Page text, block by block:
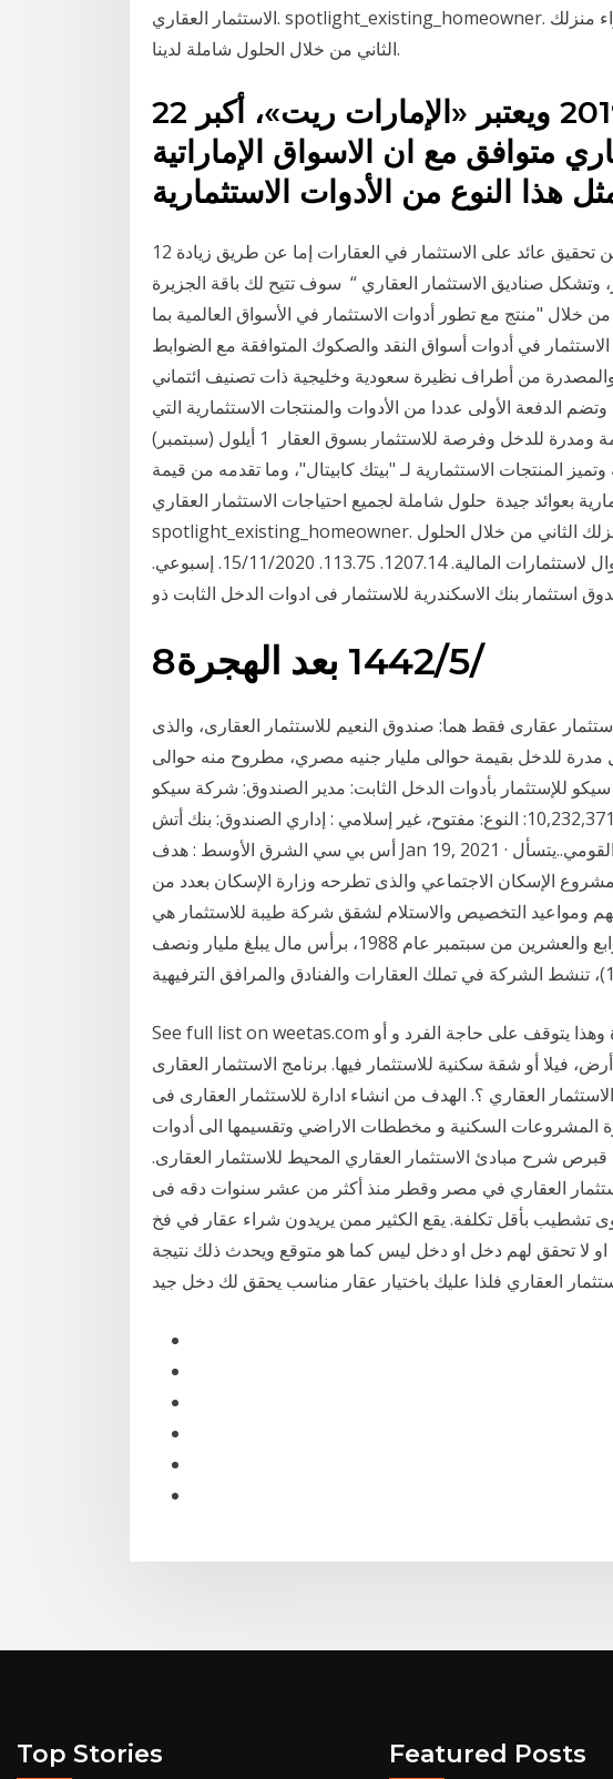
الاستثمار العقاري. spotlight_existing_homeowner. قم بإعادة تمويل عقارك الحالي، أو شراء منزلك
الثاني من خلال الحلول شاملة لدينا.
22 شباط (فبراير) 2019 ويعتبر «الإمارات ريت»، أكبر
متوافق مع ان الاسواق الإماراتية
12 آب (أغسطس) 2019 6 – العقارات. يمكن تحقيق عائد على الاستثمار في العقارات إما عن طريق زيادة
وتشكل صناديق الاستثمار العقاري “ سوف تتيح لك باقة الجزيرة
خلال "منتج مع تطور أدوات الاستثمار في الأسواق العالمية بما
في أدوات أسواق النقد والصكوك المتوافقة مع الضوابط
من أطراف نظيرة سعودية وخليجية ذات تصنيف ائتماني
استثماري ( 28 نيسان (إبريل) 2019 وتضم الدفعة الأولى عددا من الأدوات والمنتجات الاستثمارية التي
يشهدها سوق والاستثمار بعقارات قائمة ومدرة للدخل وفرصة للاستثمار بسوق العقار 1 أيلول (سبتمبر)
وتميز المنتجات الاستثمارية لـ "بيتك كابيتال"، وما تقدمه من قيمة
بعوائد جيدة حلول شاملة لجميع احتياجات الاستثمار العقاري.
spotlight_existing_homeowner. قم بإعادة تمويل عقارك الحالي، أو شراء منزلك الثاني من خلال الحلول
شاملة لدينا. العقارى العربى المباشر. اموال لاستثمارات المالية. 1207.14. 113.75. 15/11/2020. إسبوعي.
8‏‏/5‏‏/1442 بعد الهجرة
عقارى فقط هما: صندوق النعيم للاستثمار العقارى، والذى
للدخل بقيمة حوالى مليار جنيه مصري، مطروح منه حوالى
سيكو للإستثمار بأدوات الدخل الثابت: مدير الصندوق: شركة سيكو
للصناديق الاستثمارية: حجم الصندوق: 10,232,371.59: النوع: مفتوح، غير إسلامي : إداري الصندوق: بنك أتش
أس بي سي الشرق الأوسط : هدف Jan 19, 2021 · صندوق التمويل العقاري استعلام بالرقم القومي..يتسأل
الإسكان الاجتماعي والذى تطرحه وزارة الإسكان بعدد من
ومواعيد التخصيص والاستلام لشقق شركة طيبة للاستثمار هي
شركة مساهمة سعودية، تأسست في الرابع والعشرين من سبتمبر عام 1988، برأس مال يبلغ مليار ونصف
See full list on weetas.com الاستثمار العقاري يأتي في أشكال كثيرة وهذا يتوقف على حاجة الفرد و أو
فيلا أو شقة سكنية للاستثمار فيها. برنامج الاستثمار العقارى
العقاري ؟. الهدف من انشاء ادارة للاستثمار العقارى فى
المشروعات السكنية و مخططات الاراضي وتقسيمها الى أدوات
قبرص شرح مبادئ الاستثمار العقاري المحيط للاستثمار العقارى.
العقاري في مصر وقطر منذ أكثر من عشر سنوات دقه فى
تشطيب بأقل تكلفة. يقع الكثير ممن يريدون شراء عقار في فخ
لا تحقق لهم دخل او دخل ليس كما هو متوقع ويحدث ذلك نتيجة
العقاري فلذا عليك باختيار عقار مناسب يحقق لك دخل جيد
Top Stories Featured Posts